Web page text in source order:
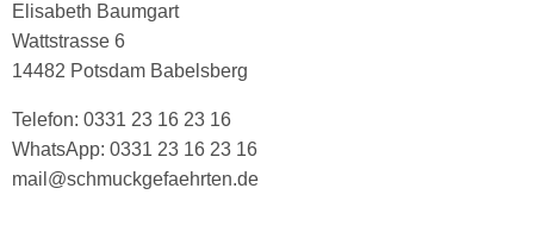
Elisabeth Baumgart
Wattstrasse 6
14482 Potsdam Babelsberg
Telefon: 0331 23 16 23 16
WhatsApp: 0331 23 16 23 16
mail@schmuckgefaehrten.de